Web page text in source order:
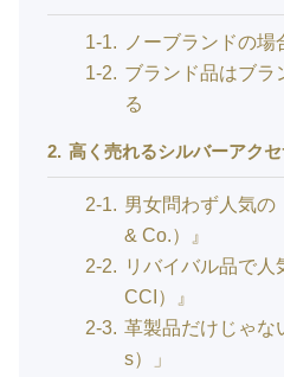
1-1
ノーブランドの
1-2
ブランド品はブラ
る
2 高く売れるシルバーアク
2-1
男女問わず人気の
& Co.）』
2-2
リバイバル品で人
CCI）』
2-3 革製品だけじゃな
s）」